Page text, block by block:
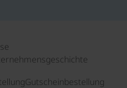
Gutscheinbestellung